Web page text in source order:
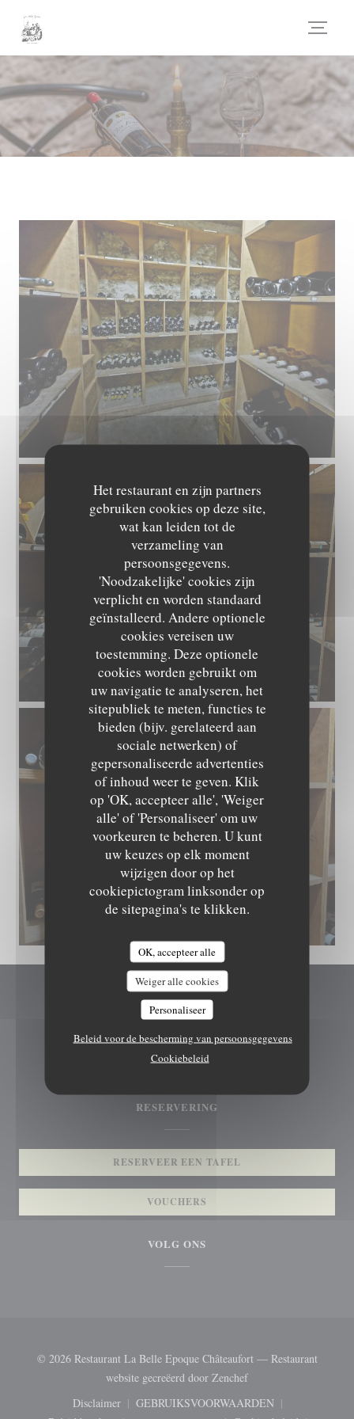
Het restaurant en zijn partners
gebruiken cookies op deze site,
wat kan leiden tot de
verzameling van
persoonsgegevens.
'Noodzakelijke' cookies zijn
verplicht en worden standaard
geïnstalleerd. Andere optionele
cookies vereisen uw
toestemming. Deze optionele
cookies worden gebruikt om
uw navigatie te analyseren, het
sitepubliek te meten, functies te
bieden (bijv. gerelateerd aan
sociale netwerken) of
gepersonaliseerde advertenties
of inhoud weer te geven. Klik
op 'OK, accepteer alle', 'Weiger
alle' of 'Personaliseer' om uw
voorkeuren te beheren. U kunt
uw keuzes op elk moment
wijzigen door op het
cookiepictogram linksonder op
de sitepagina's te klikken.
OK, accepteer alle
Weiger alle cookies
Personaliseer
Beleid voor de bescherming van persoonsgegevens
Cookiebeleid
Restaurant La Belle Epoque Châteaufort
10 Pl. de la Mairie 78117 Châteaufort((opent in een
01 39 56 95 48
RESERVERING
RESERVEER EEN TAFEL
VOUCHERS
VOLG ONS
© 2026 Restaurant La Belle Epoque Châteaufort — Restaurant
website gecreëerd door Zenchef((opent in een nieuw
Disclaimer
((opent in een nieuw venster))
GEBRUIKSVOORWAARDEN
((opent in een nieuw venster))